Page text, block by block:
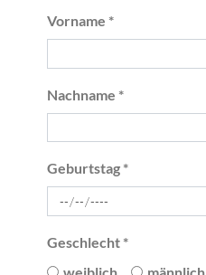
Vorname *
Nachname *
Geburtstag *
Geschlecht *